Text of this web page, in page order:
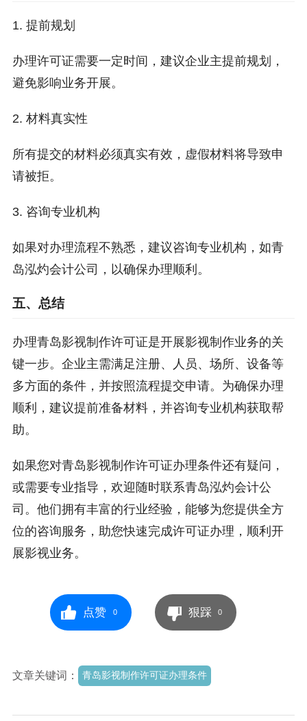
1. 提前规划
办理许可证需要一定时间，建议企业主提前规划，
避免影响业务开展。
2. 材料真实性
所有提交的材料必须真实有效，虚假材料将导致申
请被拒。
3. 咨询专业机构
如果对办理流程不熟悉，建议咨询专业机构，如青
岛泓灼会计公司，以确保办理顺利。
五、总结
办理青岛影视制作许可证是开展影视制作业务的关
键一步。企业主需满足注册、人员、场所、设备等
多方面的条件，并按照流程提交申请。为确保办理
顺利，建议提前准备材料，并咨询专业机构获取帮
助。
如果您对青岛影视制作许可证办理条件还有疑问，
或需要专业指导，欢迎随时联系青岛泓灼会计公
司。他们拥有丰富的行业经验，能够为您提供全方
位的咨询服务，助您快速完成许可证办理，顺利开
展影视业务。
点赞 0 狠踩 0
文章关键词： 青岛影视制作许可证办理条件